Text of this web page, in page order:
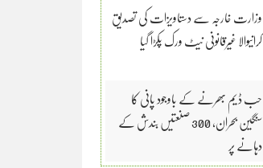
وزارت خارجہ سے دستاویزات کی تصدیق
کرانیوالا غیرقانونی نیٹ ورک پکڑا گیا
حب ڈیم بھرنے کے باوجود پانی کا
سنگین بحران، 300 صنعتیں بندش کے
دہانے پر